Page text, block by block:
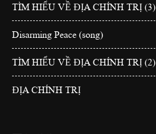
TÌM HIỂU VỀ ĐỊA CHÍNH TRỊ (3)
Disarming Peace (song)
TÌM HIỂU VỀ ĐỊA CHÍNH TRỊ (2)
ĐỊA CHÍNH TRỊ